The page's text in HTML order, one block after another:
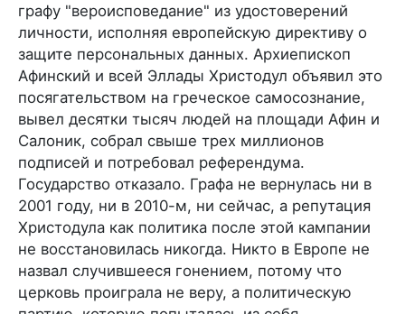
графу "вероисповедание" из удостоверений
личности, исполняя европейскую директиву о
защите персональных данных. Архиепископ
Афинский и всей Эллады Христодул объявил это
посягательством на греческое самосознание,
вывел десятки тысяч людей на площади Афин и
Салоник, собрал свыше трех миллионов
подписей и потребовал референдума.
Государство отказало. Графа не вернулась ни в
2001 году, ни в 2010-м, ни сейчас, а репутация
Христодула как политика после этой кампании
не восстановилась никогда. Никто в Европе не
назвал случившееся гонением, потому что
церковь проиграла не веру, а политическую